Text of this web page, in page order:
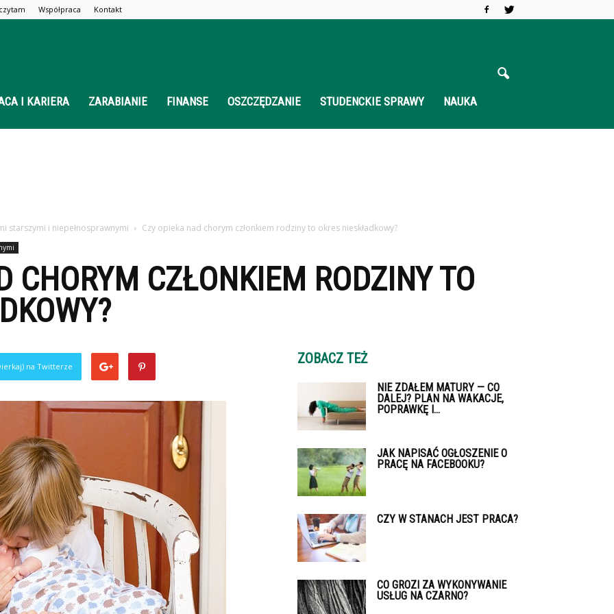
Współpraca Kontakt
I KARIERA ZARABIANIE FINANSE OSZCZĘDZANIE STUDENCKIE SPRAWY NAUKA
starszymi i niepełnosprawnymi Czy opieka nad chorym członkiem rodziny to okres nieskładkowy?
CHORYM CZŁONKIEM RODZINY TO
na Twitterze ZOBACZ TEŻ
NIE ZDAŁEM MATURY — CO
DALEJ? PLAN NA WAKACJE,
POPRAWKĘ I...
JAK NAPISAĆ OGŁOSZENIE O
PRACĘ NA FACEBOOKU?
CZY W STANACH JEST PRACA?
CO GROZI ZA WYKONYWANIE
USŁUG NA CZARNO?